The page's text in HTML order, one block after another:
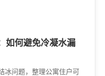
如何避免冷凝水漏
冰问题，整理公寓住户可